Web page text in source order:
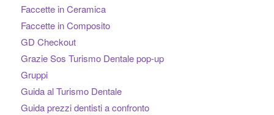
Faccette in Ceramica
Faccette in Composito
GD Checkout
Grazie Sos Turismo Dentale pop-up
Gruppi
Guida al Turismo Dentale
Guida prezzi dentisti a confronto